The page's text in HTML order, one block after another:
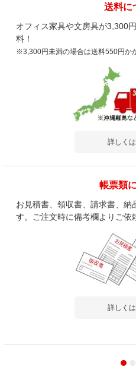
送料に
オフィス家具や文房具が3,300
料！
※3,300円未満の場合は送料550円か
詳しく
帳票類
お見積書、領収書、請求書、納
す。ご注文時に備考欄よりご依
詳しく